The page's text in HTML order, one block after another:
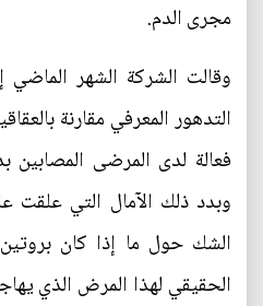
مجرى الدم.
وقالت الشركة الشهر
التدهور المعرفي مقارنة
فعالة لدى المرضى المصابين
وبدد ذلك الآمال التي علقت
الشك حول ما إذا كان
الحقيقي لهذا المرض الذي